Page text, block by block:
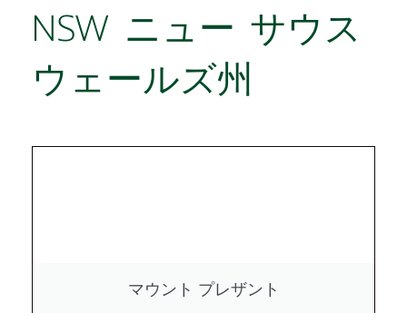
NSW ニュー サウス
ウェールズ州
マウント プレザント